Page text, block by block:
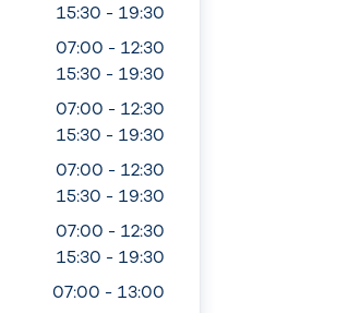
15:30 - 19:30
07:00 - 12:30
15:30 - 19:30
07:00 - 12:30
15:30 - 19:30
07:00 - 12:30
15:30 - 19:30
07:00 - 12:30
15:30 - 19:30
07:00 - 13:00